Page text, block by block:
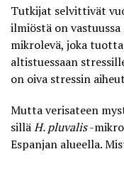
Tutkijat selvittivät
ilmiöstä on vastuussa
mikrolevä, joka
altistuessaan
on oiva stressin
Mutta verisateen
silläH. pluvalis-
Espanjan alueella.